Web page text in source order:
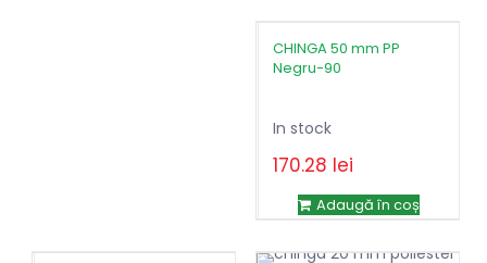
CHINGA 50 mm PP
Negru-90
In stock
170.28 lei
Adaugă în coș